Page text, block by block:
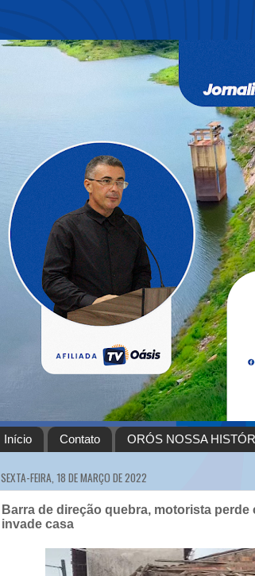
Início Contato ORÓS NOSSA
SEXTA-FEIRA, 18 DE MARÇO DE 2022
Barra de direção quebra, motorista
invade casa